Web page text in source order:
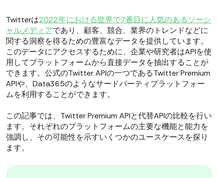
Twitterは2022年における世界で7番目に人気のあるソーシ
ャルメディアであり、顧客、競合、業界のトレンドなどに
関する洞察を得るための豊富なデータを提供しています。
このデータにアクセスするために、企業や研究者はAPIを使
用してプラットフォームから直接データを抽出することが
できます。公式のTwitter APIの一つであるTwitter Premium
APIや、Data365のようなサードパーティプラットフォー
ムを利用することができます。
この記事では、Twitter Premium APIと代替APIの比較を行い
ます。それぞれのプラットフォームの主要な機能と能力を
強調し、その可能性を示すいくつかのユースケースを探り
ます。